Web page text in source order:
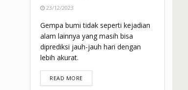
23/12/2023
Gempa bumi tidak seperti kejadian
alam lainnya yang masih bisa
diprediksi jauh-jauh hari dengan
lebih akurat.
READ MOREDETAILS